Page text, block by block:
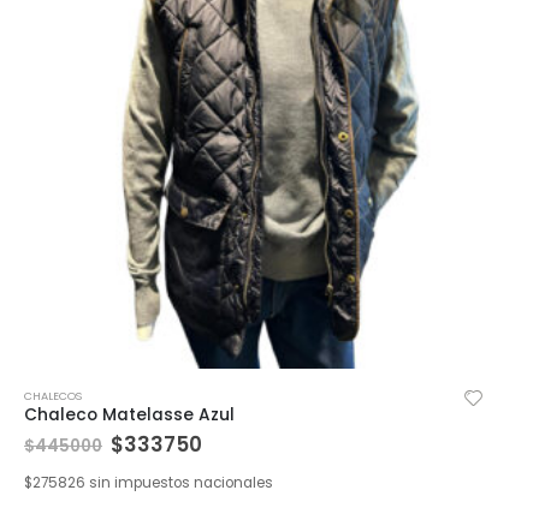
CHALECOS
Chaleco Matelasse Azul
$445000 $333750
$275826 sin impuestos nacionales